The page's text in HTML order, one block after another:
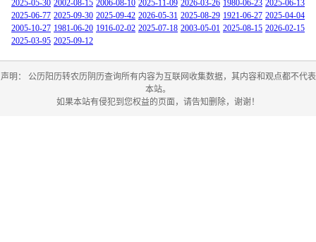
2025-05-30 2002-08-15 2006-08-10 2025-11-09 2026-03-26 1980-06-23 2025-06-13
2025-06-77 2025-09-30 2025-09-42 2026-05-31 2025-08-29 1921-06-27 2025-04-04
2005-10-27 1981-06-20 1916-02-02 2025-07-18 2003-05-01 2025-08-15 2026-02-15
2025-03-95 2025-09-12
声明： 公历阳历转农历阴历查询所有内容为互联网收集数据，其内容和观点都不代表
本站。
如果本站有侵犯到您权益的页面，请告知删除，谢谢！